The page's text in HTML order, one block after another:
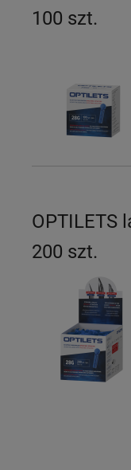
100 szt.
OPTILETS
200 szt.